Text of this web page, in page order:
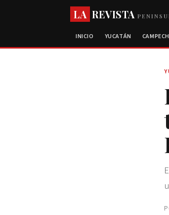
LA REVISTA
INICIO YUCATÁN